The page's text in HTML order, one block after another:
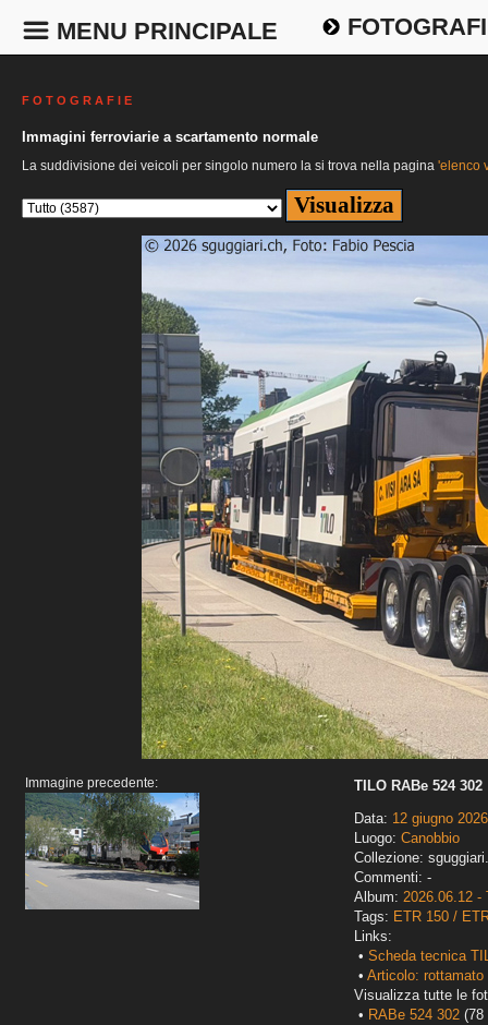
MENU PRINCIPALE
F O T O G R A F I E
Immagini ferroviarie a scartamento normale
La suddivisione dei veicoli per singolo numero la si trova nella pagina 'elenco
Immagine precedente:
TILO RABe 524 302
Data: 12 giugno 2026
Luogo: Canobbio
Collezione:
Commenti: -
Album: 2026.06.12 -
Tags: ETR 150 /
Links:
• Scheda tecnica
• Articolo:
Visualizza tutte le
• RABe 524 302 (78